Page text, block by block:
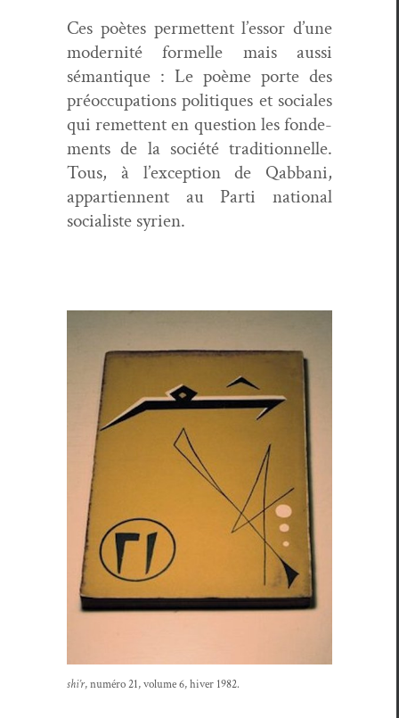
Ces poètes per­me­t­tent l’essor d’une
moder­nité formelle mais aus­si
séman­tique : Le poème porte des
préoc­cu­pa­tions poli­tiques et sociales
qui remet­tent en ques­tion les fonde­
ments de la société tra­di­tion­nelle.
Tous, à l’exception de Qab­bani,
appar­ti­en­nent au Par­ti nation­al
social­iste syrien.
shi’r, numéro 21, vol­ume 6, hiv­er 1982.